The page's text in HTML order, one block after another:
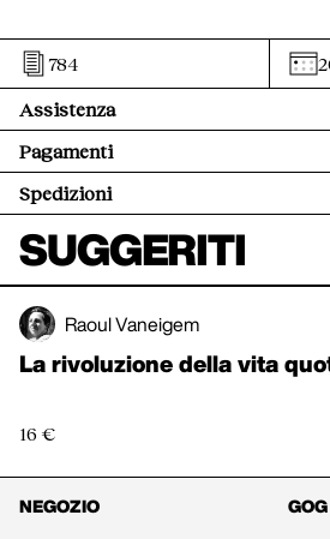
784
Assistenza
Pagamenti
Spedizioni
SUGGERITI
Raoul Vaneigem
La rivoluzione della vita
16 €
NEGOZIO GOG